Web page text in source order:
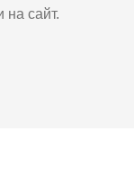
на сайт.